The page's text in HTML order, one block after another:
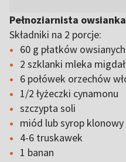
Pełnoziarnista
Składniki na 2 porcje:
60 g płatków
2 szklanki mleka
6 połówek orzechów
1/2 łyżeczki cynamonu
szczypta soli
miód lub syrop klonowy
4-6 truskawek
1 banan